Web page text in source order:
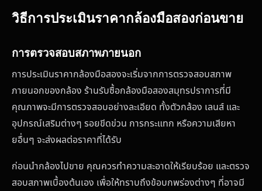
วิธีการประเมินราคากล้องมือสองก่อนขาย
การตรวจสอบสภาพภายนอก
การประเมินราคากล้องมือสองจะเริ่มจากการตรวจสอบสภาพ
ภายนอกของกล้อง ร้านรับซื้อกล้องมือสองสมุทรปราการที่มี
คุณภาพจะมีการตรวจสอบอย่างละเอียด ทั้งตัวกล้อง เลนส์ และ
อุปกรณ์เสริมต่างๆ รอยขีดข่วน การกระแทก หรือความเสียหา
ยอื่นๆ จะส่งผลต่อราคาที่ได้รับ
ก่อนนำกล้องไปขาย คุณควรทำความสะอาดให้เรียบร้อย และตรวจ
สอบสภาพเบื้องต้นเอง เพื่อให้ทราบถึงข้อบกพร่องต่างๆ ที่อาจมี